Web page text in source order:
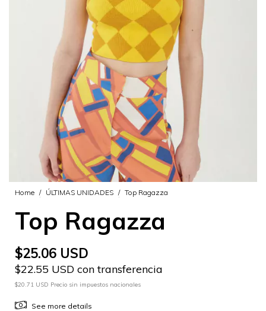
Home / ÚLTIMAS UNIDADES / Top Ragazza
Top Ragazza
$25.06 USD
$22.55 USD con transferencia
$20.71 USD Precio sin impuestos nacionales
See more details